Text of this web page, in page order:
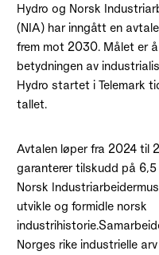
Hydro og Norsk
(NIA) har inngått en
frem mot 2030. Målet er
betydningen av
Hydro startet i Telemark
tallet.
Avtalen løper fra 2024 til
garanterer tilskudd på 6,5
Norsk
utvikle og formidle norsk
Norges rike industrielle